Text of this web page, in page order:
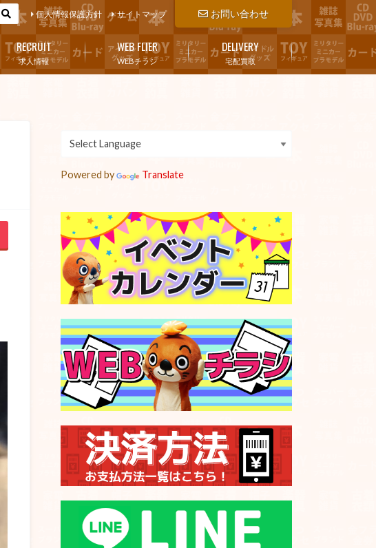
お問い合わせ
個人情報保護方針 サイトマップ
求人情報
RECRUIT
WEBチラシ
WEB FLIER
宅配買取
DELIVERY
Powered by Translate